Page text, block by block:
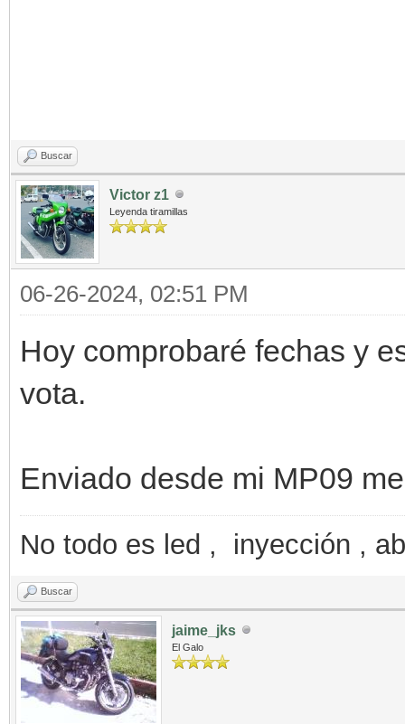
Buscar
Victor z1
Leyenda tiramillas
06-26-2024, 02:51 PM
Hoy comprobaré fechas y
vota.
Enviado desde mi MP09
No todo es led , inyección ,
Buscar
jaime_jks
El Galo